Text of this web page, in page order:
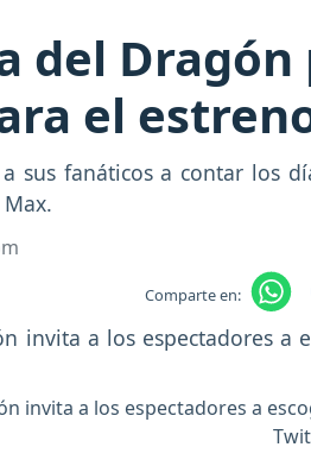
del
el
sus fanáticos a contar los
Comparte en:
invita a los espectadores a